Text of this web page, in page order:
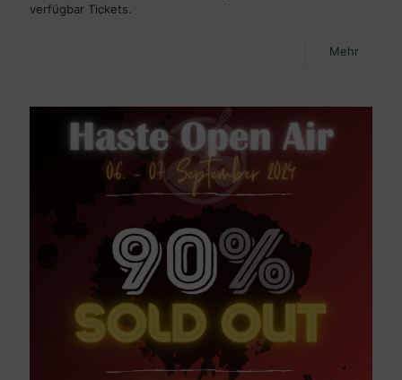
verfügbar Tickets.
Mehr